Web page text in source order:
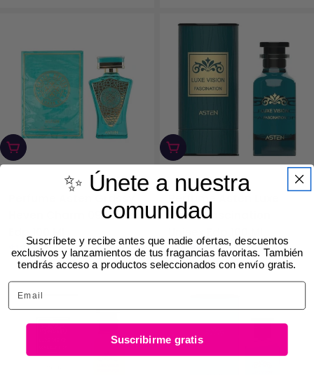
Añadir Al Carrito
Heven Charm 09 Unisex
Precio
rebajado
$13.627
Precio
habitual
$17.715
Añadir Al Carrito
ASTEN
Perfume Asten Luxe
Vision Fascination
Precio
rebajado
$15.445
Precio
habitual
$20.078
✨ Únete a nuestra
comunidad
Suscríbete y recibe antes que nadie ofertas, descuentos
exclusivos y lanzamientos de tus fragancias favoritas. También
tendrás acceso a productos seleccionados con envío gratis.
Email
Suscribirme gratis